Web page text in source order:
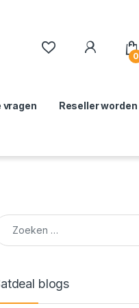
0
vragen Reseller worden
naar:
blogs